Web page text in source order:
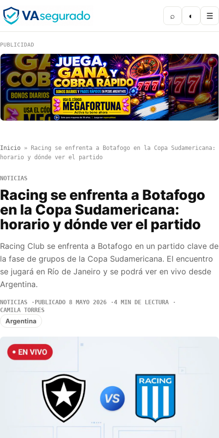
⌕ ◐ ☰
PUBLICIDAD
Inicio »
Racing se enfrenta a Botafogo en la Copa Sudamericana:
horario y dónde ver el partido
NOTICIAS
Racing se enfrenta a Botafogo
en la Copa Sudamericana:
horario y dónde ver el partido
Racing Club se enfrenta a Botafogo en un partido clave de
la fase de grupos de la Copa Sudamericana. El encuentro
se jugará en Río de Janeiro y se podrá ver en vivo desde
Argentina.
NOTICIAS PUBLICADO 8 MAYO 2026
4 MIN DE LECTURA
CAMILA TORRES
Argentina